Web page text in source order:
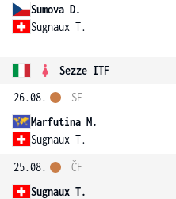
Sumova D.
Sugnaux T.
Sezze ITF
26.08.
Marfutina M.
Sugnaux T.
SF
25.08.
Sugnaux T.
ČF